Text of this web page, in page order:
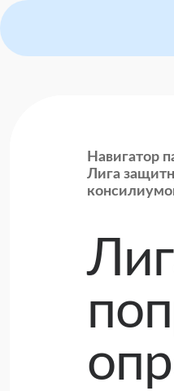
Навигатор
Лига